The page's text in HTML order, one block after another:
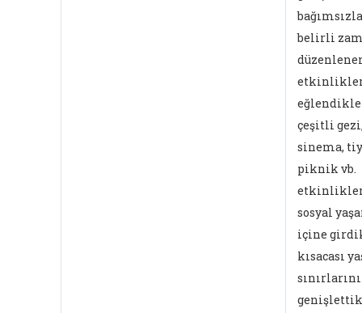
belirli
çeşitli
sinema,
piknik vb.
sosyal
içine
kısacası
sınırlarını